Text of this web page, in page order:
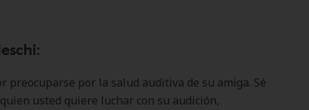
preocuparse por la salud auditiva de su amiga. Sé
usted quiere luchar con su audición,